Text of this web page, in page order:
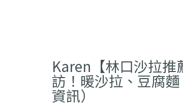
Karen【林口沙拉
訪！暖沙拉、豆腐
資訊）